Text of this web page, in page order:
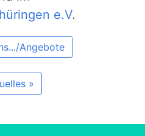
e.V.
Angebote
»